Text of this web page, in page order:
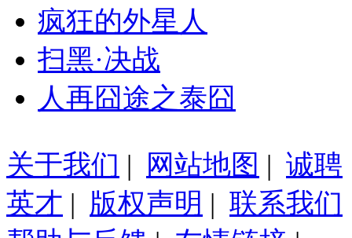
疯狂的外星人
扫黑·决战
人再囧途之泰囧
关于我们 | 网站地图 | 诚聘
英才 | 版权声明 | 联系我们